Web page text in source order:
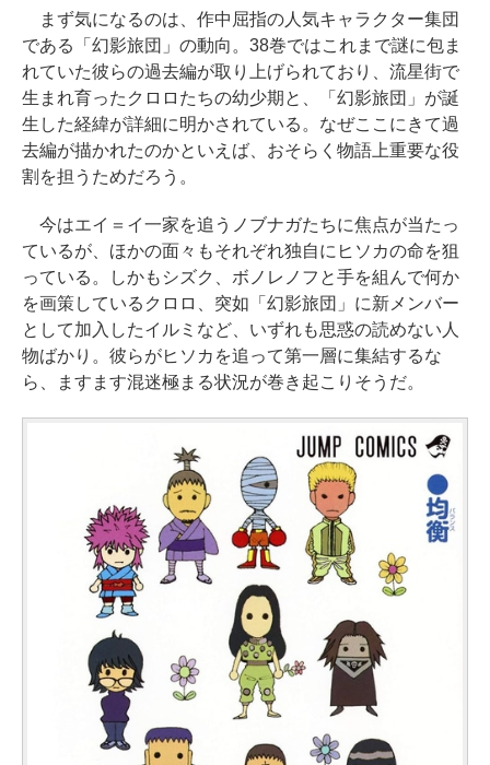
まず気になるのは、作中屈指の人気キャラクター集団
である「幻影旅団」の動向。38巻ではこれまで謎に包ま
れていた彼らの過去編が取り上げられており、流星街で
生まれ育ったクロロたちの幼少期と、「幻影旅団」が誕
生した経緯が詳細に明かされている。なぜここにきて過
去編が描かれたのかといえば、おそらく物語上重要な役
割を担うためだろう。
今はエイ＝イ一家を追うノブナガたちに焦点が当たっ
ているが、ほかの面々もそれぞれ独自にヒソカの命を狙
っている。しかもシズク、ボノレノフと手を組んで何か
を画策しているクロロ、突如「幻影旅団」に新メンバー
として加入したイルミなど、いずれも思惑の読めない人
物ばかり。彼らがヒソカを追って第一層に集結するな
ら、ますます混迷極まる状況が巻き起こりそうだ。